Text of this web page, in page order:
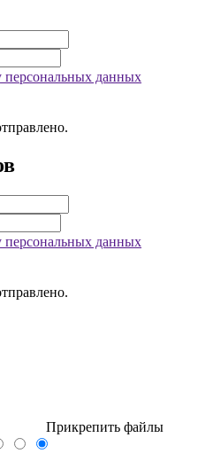
персональных данных
персональных данных
Прикрепить файлы